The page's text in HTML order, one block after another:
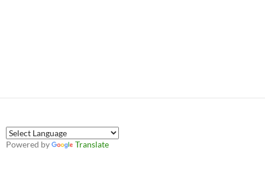
Powered by Translate